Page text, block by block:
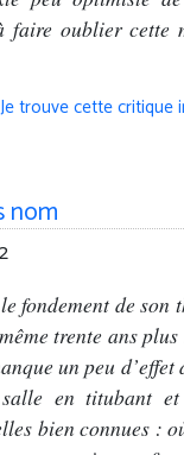
faire oublier cette
Je trouve cette critique
nom
fondement de son
trente ans
un peu d’effet
en titubant
bien connues :